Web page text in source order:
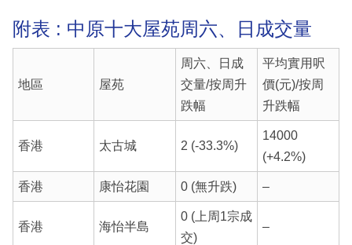
附表 : 中原十大屋苑周六、日成交量
地區 屋苑
周六、日成
交量/按周升
跌幅
平均實用呎
價(元)/按周
升跌幅
香港 太古城 2 (-33.3%)
14000
(+4.2%)
香港 康怡花園 0 (無升跌) –
香港 海怡半島
0 (上周1宗成
交)
–